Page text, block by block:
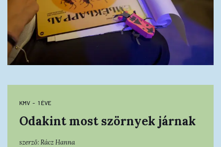
KMV 1 ÉVE
Odakint most szörnyek járnak
szerző:Rácz Hanna